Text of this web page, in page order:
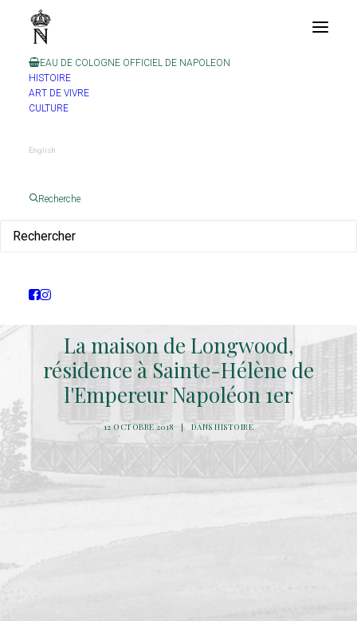
EAU DE COLOGNE OFFICIEL DE NAPOLEON
HISTOIRE
ART DE VIVRE
CULTURE
English
Recherche
La maison de Longwood,
résidence à Sainte-Hélène de
l'Empereur Napoléon 1er
12 OCTOBRE 2018 | DANSHISTOIRE